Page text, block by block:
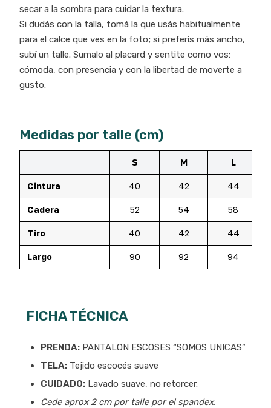
secar a la sombra para cuidar la textura.
Si dudás con la talla, tomá la que usás habitualmente
para el calce que ves en la foto; si preferís más ancho,
subí un talle. Sumalo al placard y sentite como vos:
cómoda, con presencia y con la libertad de moverte a
gusto.
Medidas por talle (cm)
S M L
Cintura 40 42 44
Cadera 52 54 58
Tiro 40 42 44
Largo 90 92 94
FICHA TÉCNICA
PRENDA:PANTALON ESCOSES “SOMOS UNICAS”
TELA:Tejido escocés suave
CUIDADO:Lavado suave, no retorcer.
Cede aprox 2 cm por talle por el spandex.